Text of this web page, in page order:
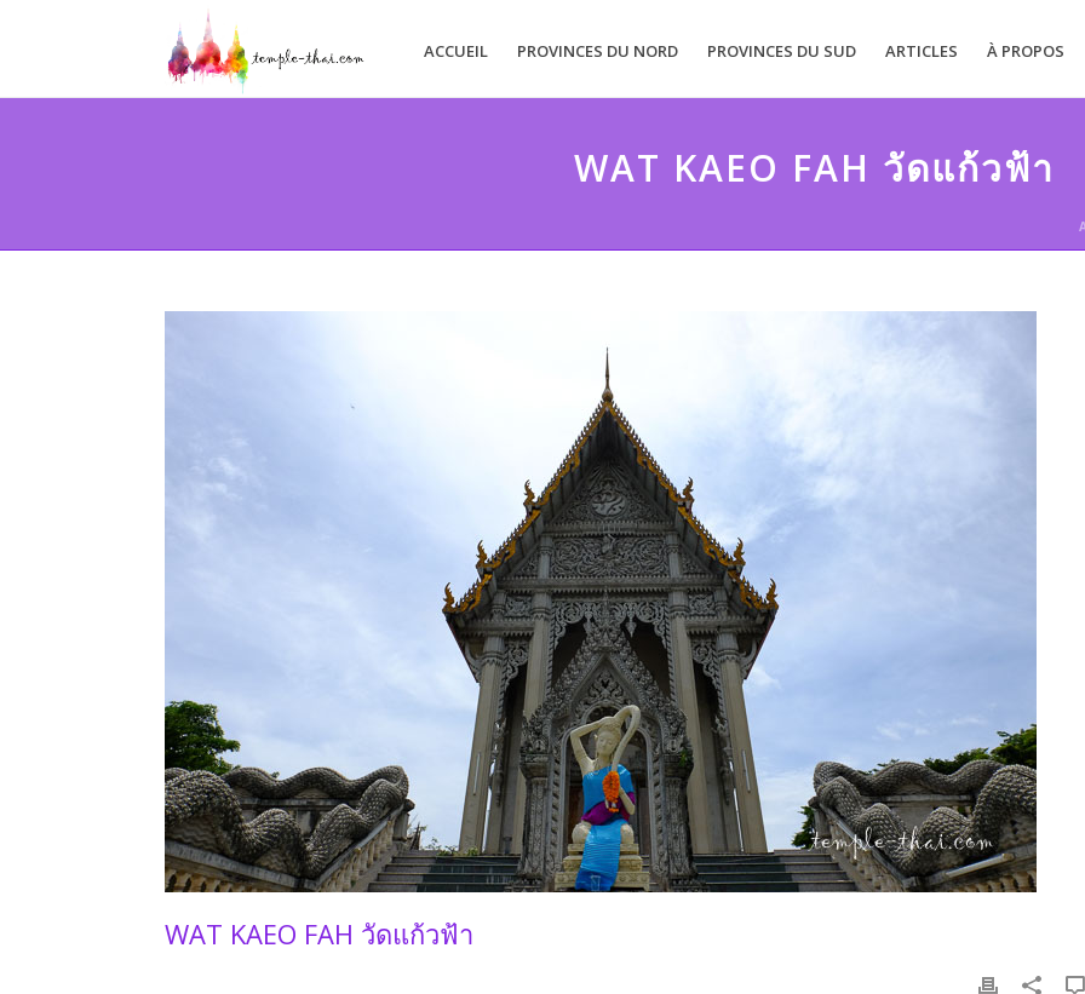
ACCUEIL PROVINCES DU NORD PROVINCES DU SUD ARTICLES À PROPOS
WAT KAEO FAH วัดแก้วฟ้า
WAT KAEO FAH วัดแก้วฟ้า